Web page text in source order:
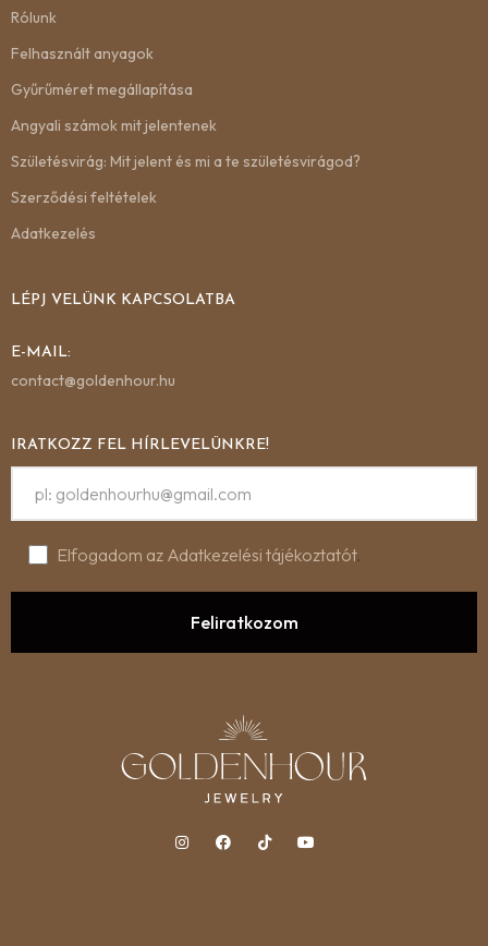
Rólunk
Felhasznált anyagok
Gyűrűméret megállapítása
Angyali számok mit jelentenek
Születésvirág: Mit jelent és mi a te születésvirágod?
Szerződési feltételek
Adatkezelés
LÉPJ VELÜNK KAPCSOLATBA
E-MAIL:
contact@goldenhour.hu
IRATKOZZ FEL HÍRLEVELÜNKRE!
Elfogadom az Adatkezelési tájékoztatót.